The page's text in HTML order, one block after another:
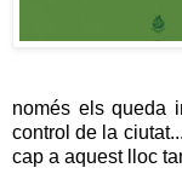
només els queda
control de la
cap a aquest lloc